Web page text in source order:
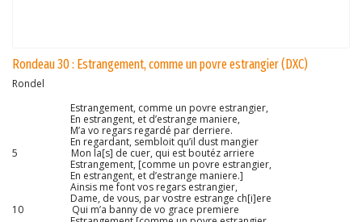
Rondeau 30 : Estrangement, comme un povre estrangier (DXC)
Rondel
Estrangement, comme un povre estrangier,
En estrangent, et d’estrange maniere,
M’a vo regars regardé par derriere.
En regardant, sembloit qu’il dust mangier
5 Mon la[s] de cuer, qui est boutéz arriere
Estrangement, [comme un povre estrangier,
En estrangent, et d’estrange maniere.]
Ainsis me font vos regars estrangier,
Dame, de vous, par vostre estrange ch[i]ere
10 Qui m’a banny de vo grace premiere